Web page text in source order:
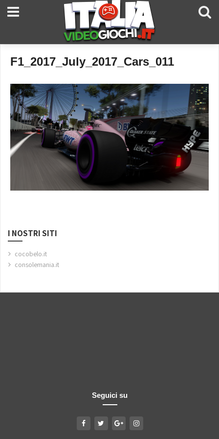
F1_2017_July_2017_Cars_011
I NOSTRI SITI
cocobelo.it
consolemania.it
Seguici su